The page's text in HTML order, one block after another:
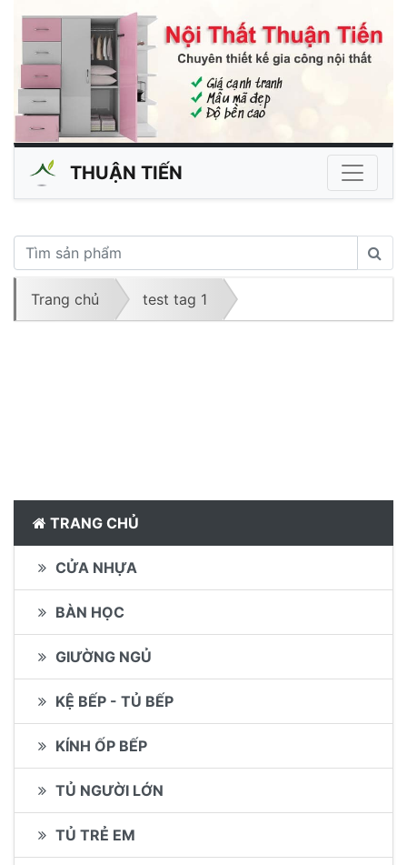
THUẬN TIẾN
Trang chủ test tag 1
TRANG CHỦ
CỬA NHỰA
BÀN HỌC
GIƯỜNG NGỦ
KỆ BẾP - TỦ BẾP
KÍNH ỐP BẾP
TỦ NGƯỜI LỚN
TỦ TRẺ EM